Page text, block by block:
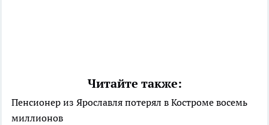
Читайте также:
Пенсионер из Ярославля потерял в Костроме восемь
миллионов